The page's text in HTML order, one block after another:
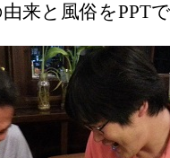
来と風俗をPPT